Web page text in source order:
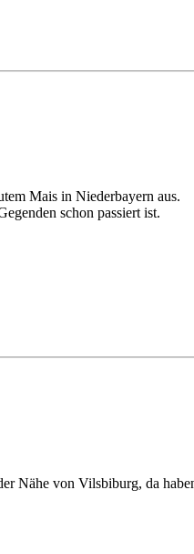
Mais in Niederbayern aus.
schon passiert ist.
von Vilsbiburg, da